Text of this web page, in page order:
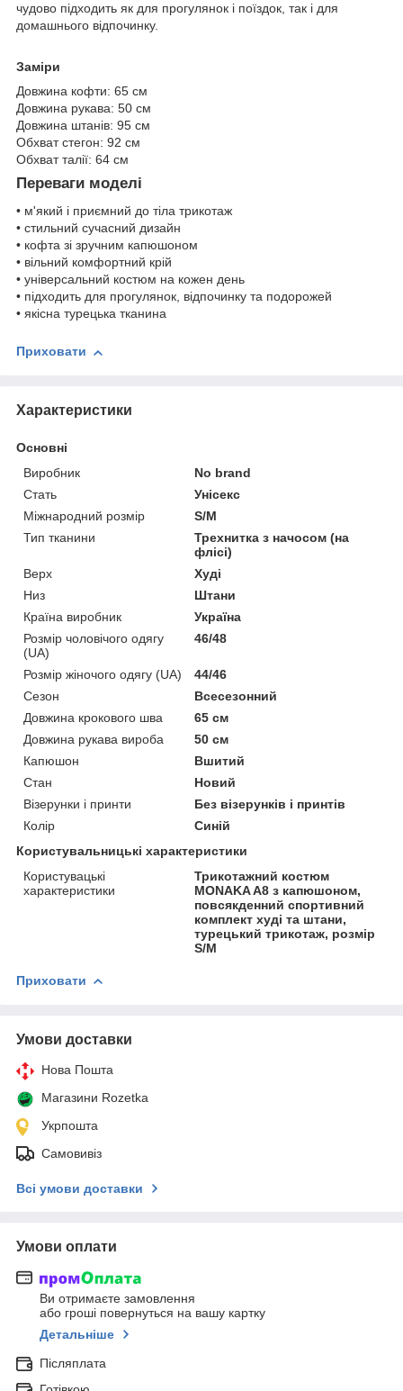
чудово підходить як для прогулянок і поїздок, так і для
домашнього відпочинку.
Заміри
Довжина кофти: 65 см
Довжина рукава: 50 см
Довжина штанів: 95 см
Обхват стегон: 92 см
Обхват талії: 64 см
Переваги моделі
• м'який і приємний до тіла трикотаж
• стильний сучасний дизайн
• кофта зі зручним капюшоном
• вільний комфортний крій
• універсальний костюм на кожен день
• підходить для прогулянок, відпочинку та подорожей
• якісна турецька тканина
Приховати
Характеристики
Основні
Виробник
No brand
Стать
Унісекс
Міжнародний розмір
S/M
Тип тканини
Трехнитка з начосом (на
флісі)
Верх
Худі
Низ
Штани
Країна виробник
Україна
Розмір чоловічого одягу
(UA)
46/48
Розмір жіночого одягу (UA)
44/46
Сезон
Всесезонний
Довжина крокового шва
65 см
Довжина рукава вироба
50 см
Капюшон
Вшитий
Стан
Новий
Візерунки і принти
Без візерунків і принтів
Колір
Синій
Користувальницькі характеристики
Користувацькі
характеристики
Трикотажний костюм
MONAKA A8 з капюшоном,
повсякденний спортивний
комплект худі та штани,
турецький трикотаж, розмір
S/M
Приховати
Умови доставки
Нова Пошта
Магазини Rozetka
Укрпошта
Самовивіз
Всі умови доставки
Умови оплати
Ви отримаєте замовлення
або гроші повернуться на вашу картку
Детальніше
Післяплата